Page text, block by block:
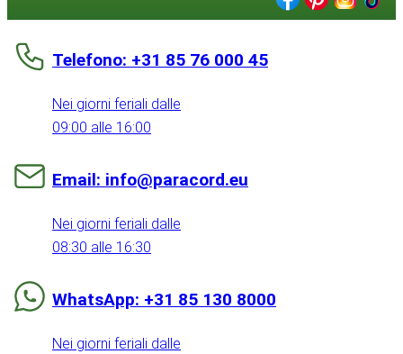
Telefono: +31 85 76 000 45
Nei giorni feriali dalle
09:00 alle 16:00
Email: info@paracord.eu
Nei giorni feriali dalle
08:30 alle 16:30
WhatsApp: +31 85 130 8000
Nei giorni feriali dalle